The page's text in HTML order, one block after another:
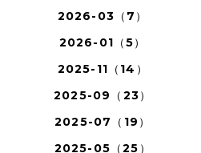
2026-03（7）
2026-01（5）
2025-11（14）
2025-09（23）
2025-07（19）
2025-05（25）